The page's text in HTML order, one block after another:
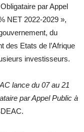
par Appel
NET 2022-2029 »,
du
des Etats de l’Afrique
investisseurs.
lance du 07 au 21
par Appel Public à